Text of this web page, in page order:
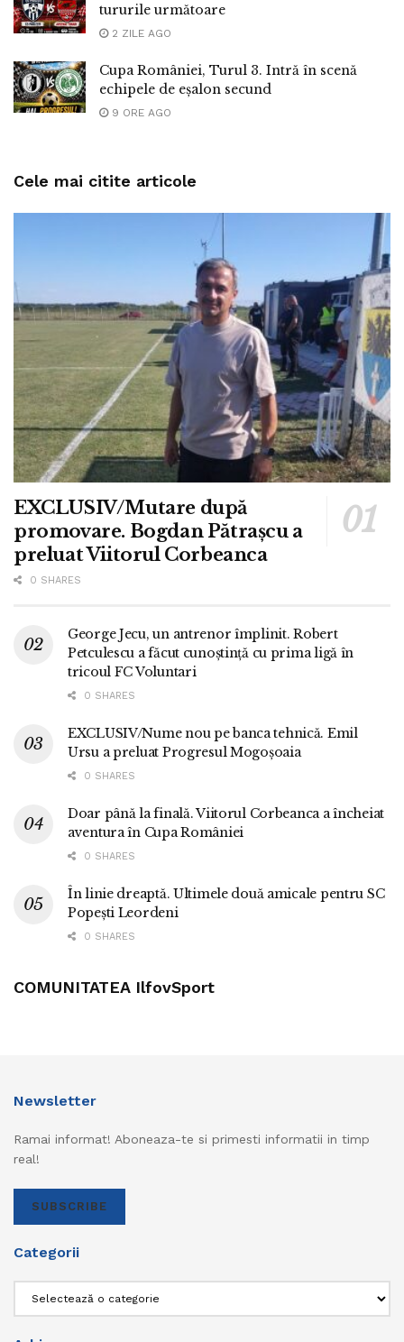
tururile următoare
2 ZILE AGO
Cupa României, Turul 3. Intră în scenă
echipele de eșalon secund
9 ORE AGO
Cele mai citite articole
EXCLUSIV/Mutare după
promovare. Bogdan Pătrașcu a
preluat Viitorul Corbeanca
0 SHARES
George Jecu, un antrenor împlinit. Robert
Petculescu a făcut cunoștință cu prima ligă în
tricoul FC Voluntari
0 SHARES
EXCLUSIV/Nume nou pe banca tehnică. Emil
Ursu a preluat Progresul Mogoșoaia
0 SHARES
Doar până la finală. Viitorul Corbeanca a încheiat
aventura în Cupa României
0 SHARES
În linie dreaptă. Ultimele două amicale pentru SC
Popești Leordeni
0 SHARES
COMUNITATEA IlfovSport
Newsletter
Ramai informat! Aboneaza-te si primesti informatii in timp
real!
SUBSCRIBE
Categorii